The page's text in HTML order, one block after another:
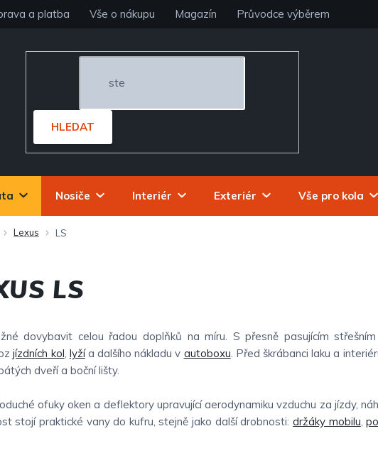
a platba Vše o nákupu Magazín Průvodce výběrem
HLEDAT
Nosiče Interiér Exteriér Vše pro kola
Lexus LS
LS
dovybavit celou řadou doplňků na míru. S přesně pasujícím
jízdních kol, lyžía dalšího nákladu v autoboxu. Před škrábanci laku a
dveří a boční lišty.
ofuky oken a deflektory upravující aerodynamiku vzduchu za jízdy,
stojí praktické vany do kufru, stejně jako další drobnosti:držáky mobilu,